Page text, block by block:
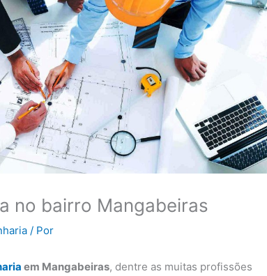
no bairro Mangabeiras
/ Por
em Mangabeiras, dentre as muitas profissões